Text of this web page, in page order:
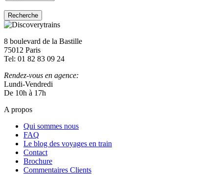
8 boulevard de la Bastille
75012 Paris
Tel: 01 82 83 09 24
Rendez-vous en agence:
Lundi-Vendredi
De 10h à 17h
A propos
Qui sommes nous
FAQ
Le blog des voyages en train
Contact
Brochure
Commentaires Clients